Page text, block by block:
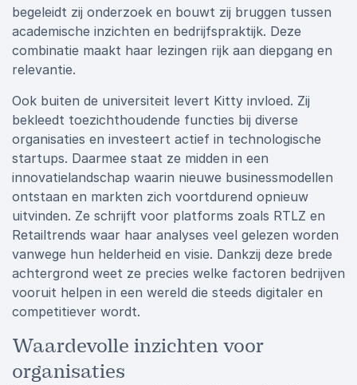
begeleidt zij onderzoek en bouwt zij bruggen tussen
academische inzichten en bedrijfspraktijk. Deze
combinatie maakt haar lezingen rijk aan diepgang en
relevantie.
Ook buiten de universiteit levert Kitty invloed. Zij
bekleedt toezichthoudende functies bij diverse
organisaties en investeert actief in technologische
startups. Daarmee staat ze midden in een
innovatielandschap waarin nieuwe businessmodellen
ontstaan en markten zich voortdurend opnieuw
uitvinden. Ze schrijft voor platforms zoals RTLZ en
Retailtrends waar haar analyses veel gelezen worden
vanwege hun helderheid en visie. Dankzij deze brede
achtergrond weet ze precies welke factoren bedrijven
vooruit helpen in een wereld die steeds digitaler en
competitiever wordt.
Waardevolle inzichten voor
organisaties